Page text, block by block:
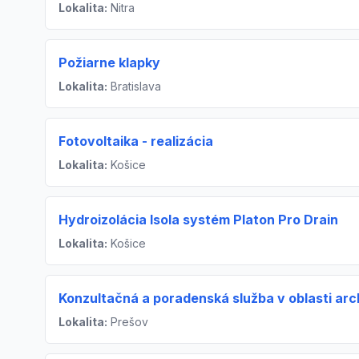
Lokalita: Nitra
Požiarne klapky
Lokalita: Bratislava
Fotovoltaika - realizácia
Lokalita: Košice
Hydroizolácia Isola systém Platon Pro Drain
Lokalita: Košice
Konzultačná a poradenská služba v oblasti
Lokalita: Prešov